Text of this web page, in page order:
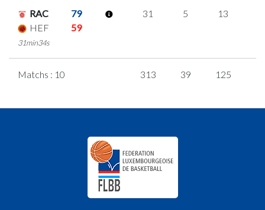
RAC
79
HEF
59
31min34s
31 5 13
Matchs : 10 313 39 125